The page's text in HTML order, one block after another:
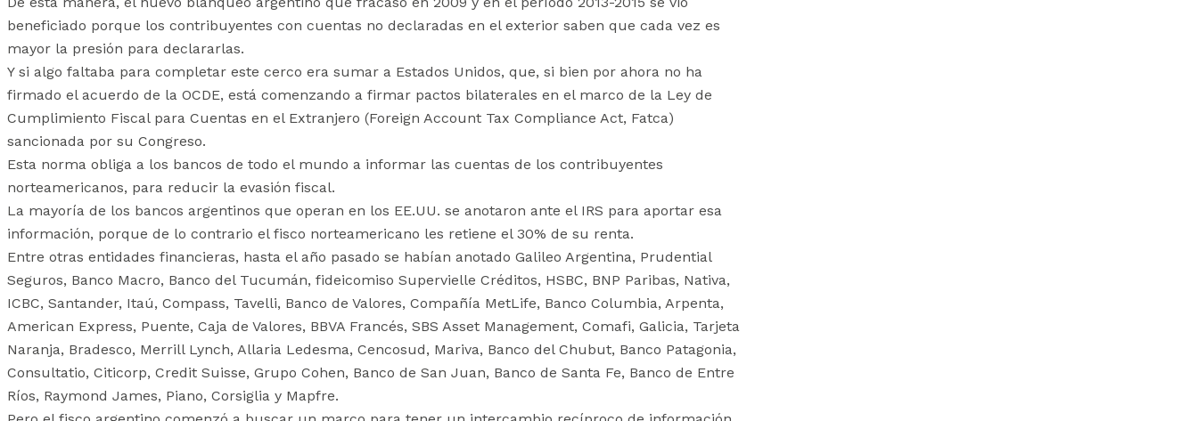
beneficiado porque los contribuyentes con cuentas no declaradas en el exterior saben que cada vez es
mayor la presión para declararlas.
Y si algo faltaba para completar este cerco era sumar a Estados Unidos, que, si bien por ahora no ha
firmado el acuerdo de la OCDE, está comenzando a firmar pactos bilaterales en el marco de la Ley de
Cumplimiento Fiscal para Cuentas en el Extranjero (Foreign Account Tax Compliance Act, Fatca)
sancionada por su Congreso.
Esta norma obliga a los bancos de todo el mundo a informar las cuentas de los contribuyentes
norteamericanos, para reducir la evasión fiscal.
La mayoría de los bancos argentinos que operan en los EE.UU. se anotaron ante el IRS para aportar esa
información, porque de lo contrario el fisco norteamericano les retiene el 30% de su renta.
Entre otras entidades financieras, hasta el año pasado se habían anotado Galileo Argentina, Prudential
Seguros, Banco Macro, Banco del Tucumán, fideicomiso Supervielle Créditos, HSBC, BNP Paribas, Nativa,
ICBC, Santander, Itaú, Compass, Tavelli, Banco de Valores, Compañía MetLife, Banco Columbia, Arpenta,
American Express, Puente, Caja de Valores, BBVA Francés, SBS Asset Management, Comafi, Galicia, Tarjeta
Naranja, Bradesco, Merrill Lynch, Allaria Ledesma, Cencosud, Mariva, Banco del Chubut, Banco Patagonia,
Consultatio, Citicorp, Credit Suisse, Grupo Cohen, Banco de San Juan, Banco de Santa Fe, Banco de Entre
Ríos, Raymond James, Piano, Corsiglia y Mapfre.